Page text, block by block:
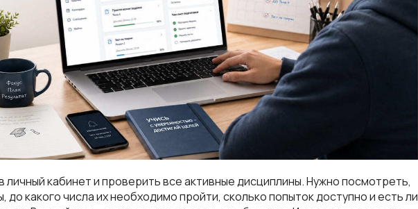
личный кабинет и проверить все активные дисциплины. Нужно посмотреть,
до какого числа их необходимо пройти, сколько попыток доступно и есть ли